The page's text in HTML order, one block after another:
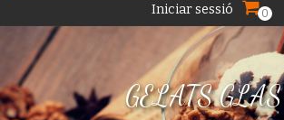
Iniciar sessió 0
GELATS GLAS